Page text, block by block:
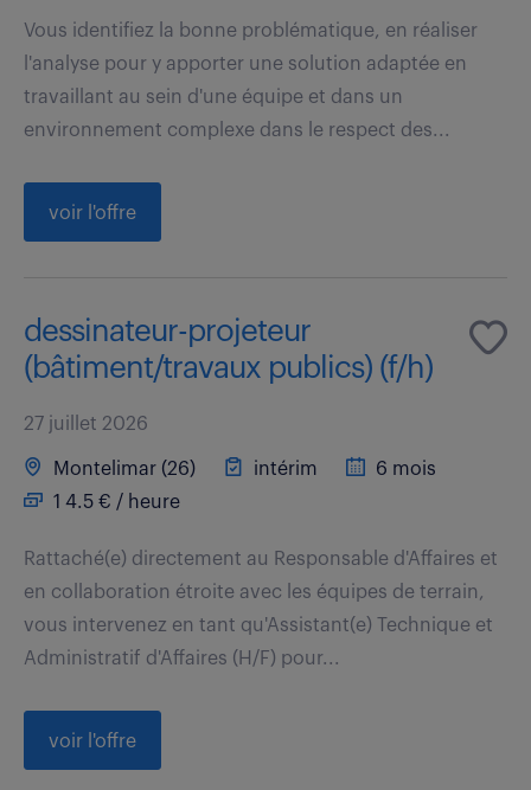
Vous identifiez la bonne problématique, en réaliser
l'analyse pour y apporter une solution adaptée en
travaillant au sein d'une équipe et dans un
environnement complexe dans le respect des...
voir l'offre
dessinateur-projeteur
(bâtiment/travaux publics) (f/h)
27 juillet 2026
Montelimar (26) intérim
6 mois
1 4.5 € / heure
Rattaché(e) directement au Responsable d'Affaires et
en collaboration étroite avec les équipes de terrain,
vous intervenez en tant qu'Assistant(e) Technique et
Administratif d'Affaires (H/F) pour...
voir l'offre